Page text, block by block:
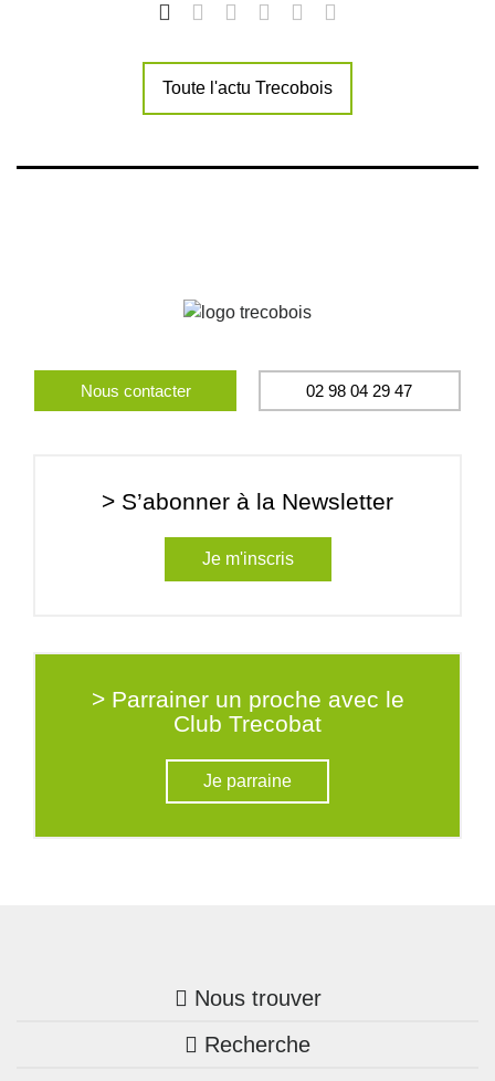
Toute l'actu Trecobois
Nous contacter 02 98 04 29 47
> S’abonner à la Newsletter
Je m'inscris
> Parrainer un proche avec le
Club Trecobat
Je parraine
Nous trouver
Trouver une agence
Recherche